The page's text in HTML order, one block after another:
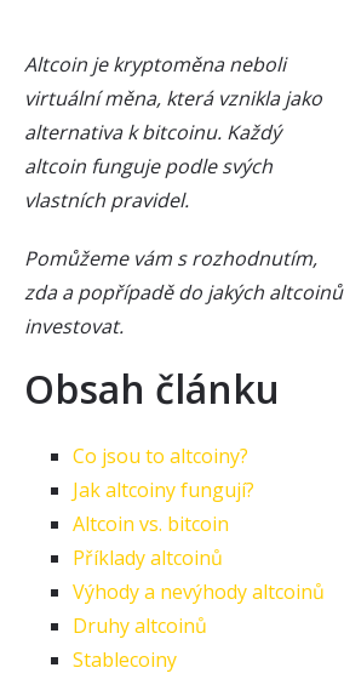
Altcoin je kryptoměna neboli
virtuální měna, která vznikla jako
alternativa k bitcoinu. Každý
altcoin funguje podle svých
vlastních pravidel.
Pomůžeme vám s rozhodnutím,
zda a popřípadě do jakých altcoinů
investovat.
Obsah článku
Co jsou to altcoiny?
Jak altcoiny fungují?
Altcoin vs. bitcoin
Příklady altcoinů
Výhody a nevýhody altcoinů
Druhy altcoinů
Stablecoiny